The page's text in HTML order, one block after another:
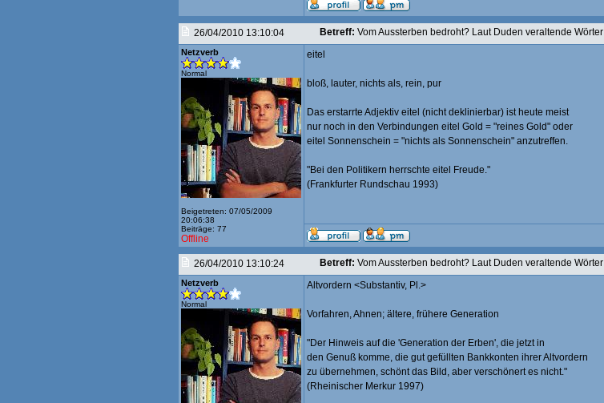
26/04/2010 13:10:04 Betreff: Vom Aussterben bedroht? Laut Duden veraltende Wörter
Netzverb
Normal
Beigetreten: 07/05/2009
20:06:38
Beiträge: 77
Offline
eitel
bloß, lauter, nichts als, rein, pur
Das erstarrte Adjektiv eitel (nicht deklinierbar) ist heute meist
nur noch in den Verbindungen eitel Gold = "reines Gold" oder
eitel Sonnenschein = "nichts als Sonnenschein" anzutreffen.
"Bei den Politikern herrschte eitel Freude."
(Frankfurter Rundschau 1993)
26/04/2010 13:10:24 Betreff: Vom Aussterben bedroht? Laut Duden veraltende Wörter
Netzverb
Normal
Altvordern <Substantiv, Pl.>
Vorfahren, Ahnen; ältere, frühere Generation
"Der Hinweis auf die 'Generation der Erben', die jetzt in
den Genuß komme, die gut gefüllten Bankkonten ihrer Altvordern
zu übernehmen, schönt das Bild, aber verschönert es nicht."
(Rheinischer Merkur 1997)